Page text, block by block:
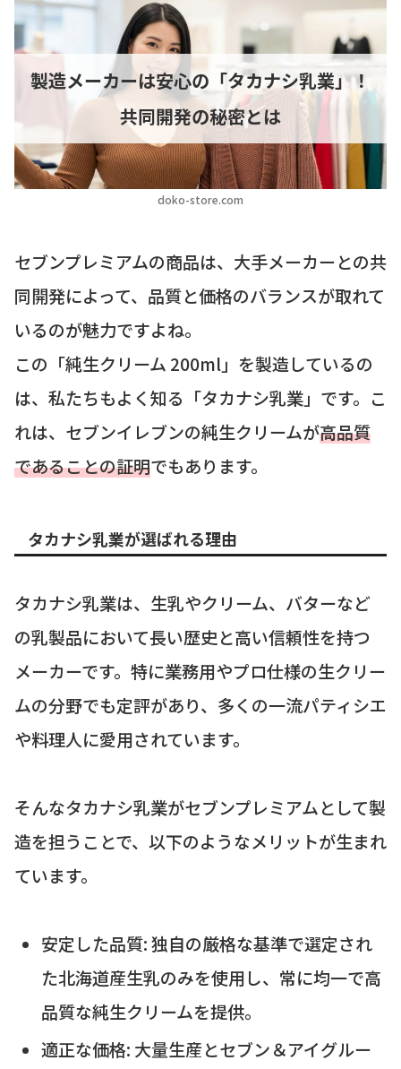
doko-store.com
製造メーカーは安心の「タカナシ乳業」！
共同開発の秘密とは
セブンプレミアムの商品は、大手メーカーとの共
同開発によって、品質と価格のバランスが取れて
いるのが魅力ですよね。
この「純生クリーム 200ml」を製造しているの
は、私たちもよく知る「タカナシ乳業」です。こ
れは、セブンイレブンの純生クリームが高品質
であることの証明でもあります。
タカナシ乳業が選ばれる理由
タカナシ乳業は、生乳やクリーム、バターなど
の乳製品において長い歴史と高い信頼性を持つ
メーカーです。特に業務用やプロ仕様の生クリー
ムの分野でも定評があり、多くの一流パティシエ
や料理人に愛用されています。
そんなタカナシ乳業がセブンプレミアムとして製
造を担うことで、以下のようなメリットが生まれ
ています。
安定した品質: 独自の厳格な基準で選定され
た北海道産生乳のみを使用し、常に均一で高
品質な純生クリームを提供。
適正な価格: 大量生産とセブン＆アイグルー